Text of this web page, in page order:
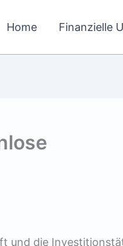
Home Finanzielle
und die